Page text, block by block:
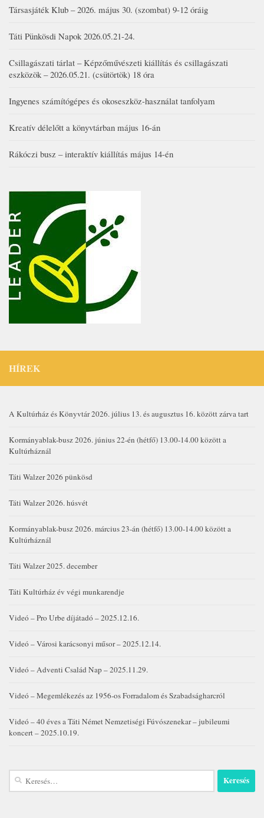
Társasjáték Klub – 2026. május 30. (szombat) 9-12 óráig
Táti Pünkösdi Napok 2026.05.21-24.
Csillagászati tárlat – Képzőművészeti kiállítás és csillagászati
eszközök – 2026.05.21. (csütörtök) 18 óra
Ingyenes számítógépes és okoseszköz-használat tanfolyam
Kreatív délelőtt a könyvtárban május 16-án
Rákóczi busz – interaktív kiállítás május 14-én
HÍREK
A Kultúrház és Könyvtár 2026. július 13. és augusztus 16. között zárva tart
Kormányablak-busz 2026. június 22-én (hétfő) 13.00-14.00 között a
Kultúrháznál
Táti Walzer 2026 pünkösd
Táti Walzer 2026. húsvét
Kormányablak-busz 2026. március 23-án (hétfő) 13.00-14.00 között a
Kultúrháznál
Táti Walzer 2025. december
Táti Kultúrház év végi munkarendje
Videó – Pro Urbe díjátadó – 2025.12.16.
Videó – Városi karácsonyi műsor – 2025.12.14.
Videó – Adventi Család Nap – 2025.11.29.
Videó – Megemlékezés az 1956-os Forradalom és Szabadságharcról
Videó – 40 éves a Táti Német Nemzetiségi Fúvószenekar – jubileumi
koncert – 2025.10.19.
Keresés: